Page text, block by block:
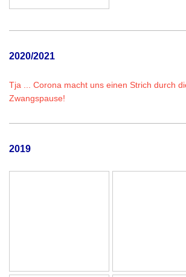
2020/2021
Tja ... Corona macht uns einen Strich durch
Zwangspause!
2019